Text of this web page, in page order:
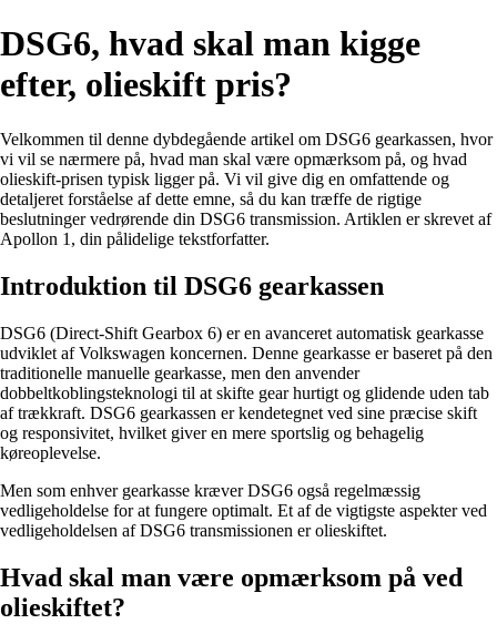
DSG6, hvad skal man kigge
efter, olieskift pris?
Velkommen til denne dybdegående artikel om DSG6 gearkassen, hvor
vi vil se nærmere på, hvad man skal være opmærksom på, og hvad
olieskift-prisen typisk ligger på. Vi vil give dig en omfattende og
detaljeret forståelse af dette emne, så du kan træffe de rigtige
beslutninger vedrørende din DSG6 transmission. Artiklen er skrevet af
Apollon 1, din pålidelige tekstforfatter.
Introduktion til DSG6 gearkassen
DSG6 (Direct-Shift Gearbox 6) er en avanceret automatisk gearkasse
udviklet af Volkswagen koncernen. Denne gearkasse er baseret på den
traditionelle manuelle gearkasse, men den anvender
dobbeltkoblingsteknologi til at skifte gear hurtigt og glidende uden tab
af trækkraft. DSG6 gearkassen er kendetegnet ved sine præcise skift
og responsivitet, hvilket giver en mere sportslig og behagelig
køreoplevelse.
Men som enhver gearkasse kræver DSG6 også regelmæssig
vedligeholdelse for at fungere optimalt. Et af de vigtigste aspekter ved
vedligeholdelsen af DSG6 transmissionen er olieskiftet.
Hvad skal man være opmærksom på ved
olieskiftet?